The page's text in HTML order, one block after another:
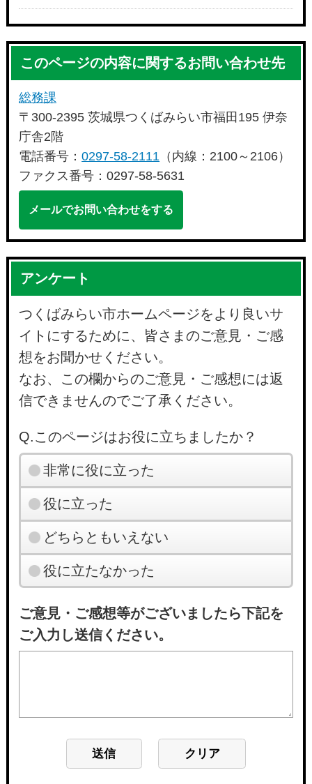
このページの内容に関するお問い合わせ先
総務課
〒300-2395 茨城県つくばみらい市福田195 伊奈
庁舎2階
電話番号：0297-58-2111 （内線：2100～2106）
ファクス番号：0297-58-5631
メールでお問い合わせをする
アンケート
つくばみらい市ホームページをより良いサ
イトにするために、皆さまのご意見・ご感
想をお聞かせください。
なお、この欄からのご意見・ご感想には返
信できませんのでご了承ください。
Q.このページはお役に立ちましたか？
非常に役に立った
役に立った
どちらともいえない
役に立たなかった
ご意見・ご感想等がございましたら下記を
ご入力し送信ください。